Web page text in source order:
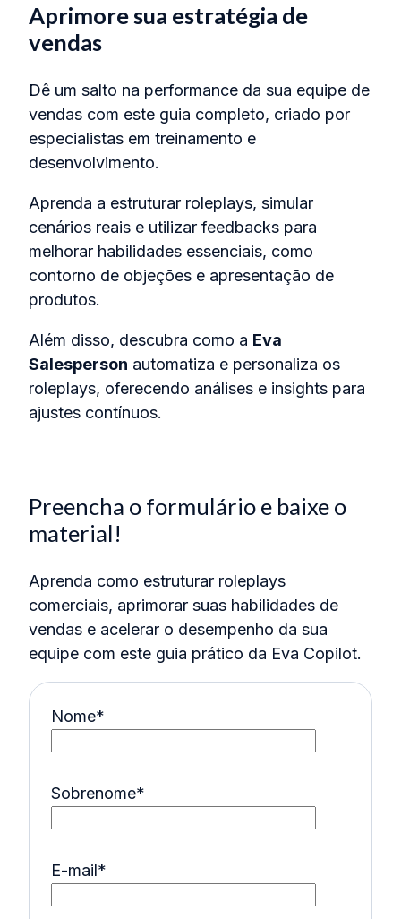
Aprimore sua estratégia de
vendas
Dê um salto na performance da sua equipe de
vendas com este guia completo, criado por
especialistas em treinamento e
desenvolvimento.
Aprenda a estruturar roleplays, simular
cenários reais e utilizar feedbacks para
melhorar habilidades essenciais, como
contorno de objeções e apresentação de
produtos.
Além disso, descubra como a Eva
Salesperson automatiza e personaliza os
roleplays, oferecendo análises e insights para
ajustes contínuos.
Preencha o formulário e baixe o
material!
Aprenda como estruturar roleplays
comerciais, aprimorar suas habilidades de
vendas e acelerar o desempenho da sua
equipe com este guia prático da Eva Copilot.
Nome*
Sobrenome*
E-mail*